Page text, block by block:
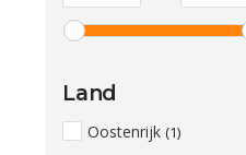
Land
Oostenrijk (1)